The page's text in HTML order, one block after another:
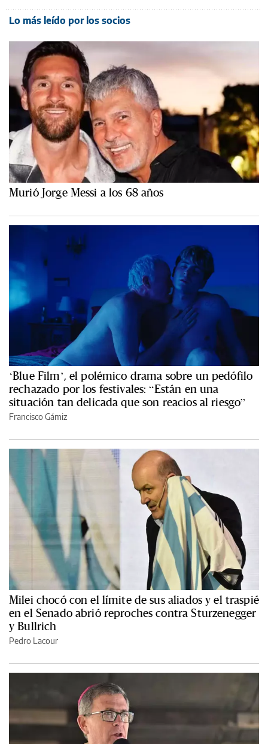
Lo más leído por los socios
Murió Jorge Messi a los 68 años
‘Blue Film’, el polémico drama sobre un pedófilo
rechazado por los festivales: “Están en una
situación tan delicada que son reacios al riesgo”
Francisco Gámiz
Milei chocó con el límite de sus aliados y el traspié
en el Senado abrió reproches contra Sturzenegger
y Bullrich
Pedro Lacour